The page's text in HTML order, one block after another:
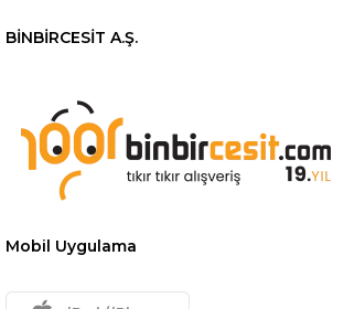
BİNBİRCESİT A.Ş.
Mobil Uygulama